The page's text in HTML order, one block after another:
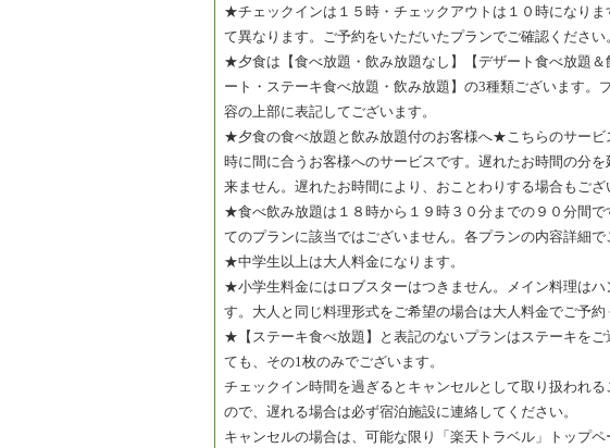
★チェックインは１５時・チェックアウトは１０時になりま
て異なります。ご予約をいただいたプランでご確認ください
★夕食は【食べ放題・飲み放題なし】【デザート食べ放題＆
ート・ステーキ食べ放題・飲み放題】の3種類ございます。
容の上部に表記してございます。
★夕食の食べ放題と飲み放題付のお客様へ★こちらのサービ
時に間に合うお客様へのサービスです。遅れたお時間の分を
来ません。遅れたお時間により、おことわりする場合もござ
★食べ飲み放題は１８時から１９時３０分までの９０分間で
てのプランに該当ではございません。各プランの内容詳細
★中学生以上は大人料金になります。
★小学生料金にはロブスターはつきません。メイン料理はハ
す。大人と同じ料理形式をご希望の場合は大人料金でご予約
★【ステーキ食べ放題】と表記のないプランはステーキをご
ても、その1枚のみでございます。
チェックイン時間を過ぎるとキャンセルとして取り扱われる
ので、遅れる場合は必ず宿泊施設に連絡してください。
キャンセルの場合は、可能な限り「楽天トラベル」トップ